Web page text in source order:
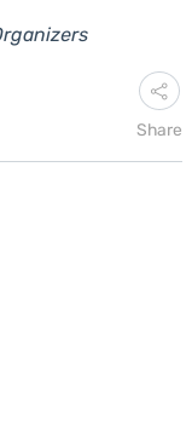
Share